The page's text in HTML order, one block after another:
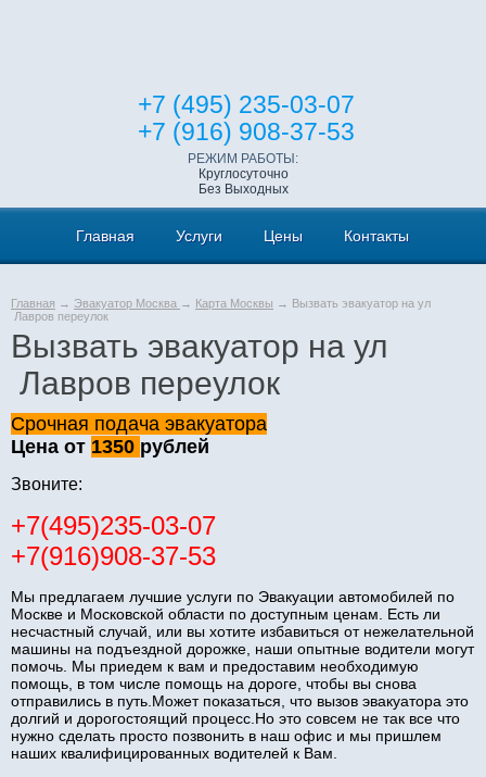
+7 (495) 235-03-07
+7 (916) 908-37-53
РЕЖИМ РАБОТЫ:
Круглосуточно
Без Выходных
Главная Услуги Цены Контакты
Главная → Эвакуатор Москва → Карта Москвы → Вызвать эвакуатор на ул
Лавров переулок
Вызвать эвакуатор на ул
Лавров переулок
Срочная подача эвакуатора
Цена от 1350 рублей
Звоните:
+7(495)235-03-07
+7(916)908-37-53
Мы предлагаем лучшие услуги по Эвакуации автомобилей по
Москве и Московской области по доступным ценам. Есть ли
несчастный случай, или вы хотите избавиться от нежелательной
машины на подъездной дорожке, наши опытные водители могут
помочь. Мы приедем к вам и предоставим необходимую
помощь, в том числе помощь на дороге, чтобы вы снова
отправились в путь.Может показаться, что вызов эвакуатора это
долгий и дорогостоящий процесс.Но это совсем не так все что
нужно сделать просто позвонить в наш офис и мы пришлем
наших квалифицированных водителей к Вам.